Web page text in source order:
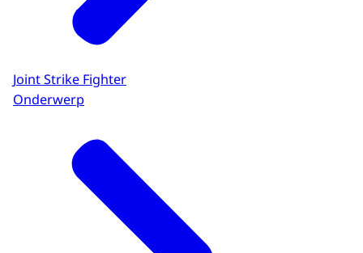
Joint Strike Fighter
Onderwerp